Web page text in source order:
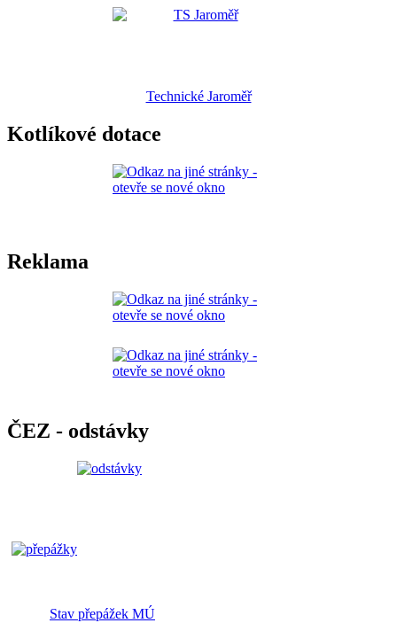
Technické Jaroměř
Kotlíkové dotace
Reklama
ČEZ - odstávky
Stav přepážek MÚ